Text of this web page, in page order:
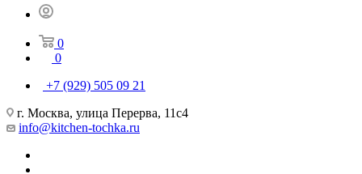
0
0
+7 (929) 505 09 21
г. Москва, улица Перерва, 11с4
info@kitchen-tochka.ru